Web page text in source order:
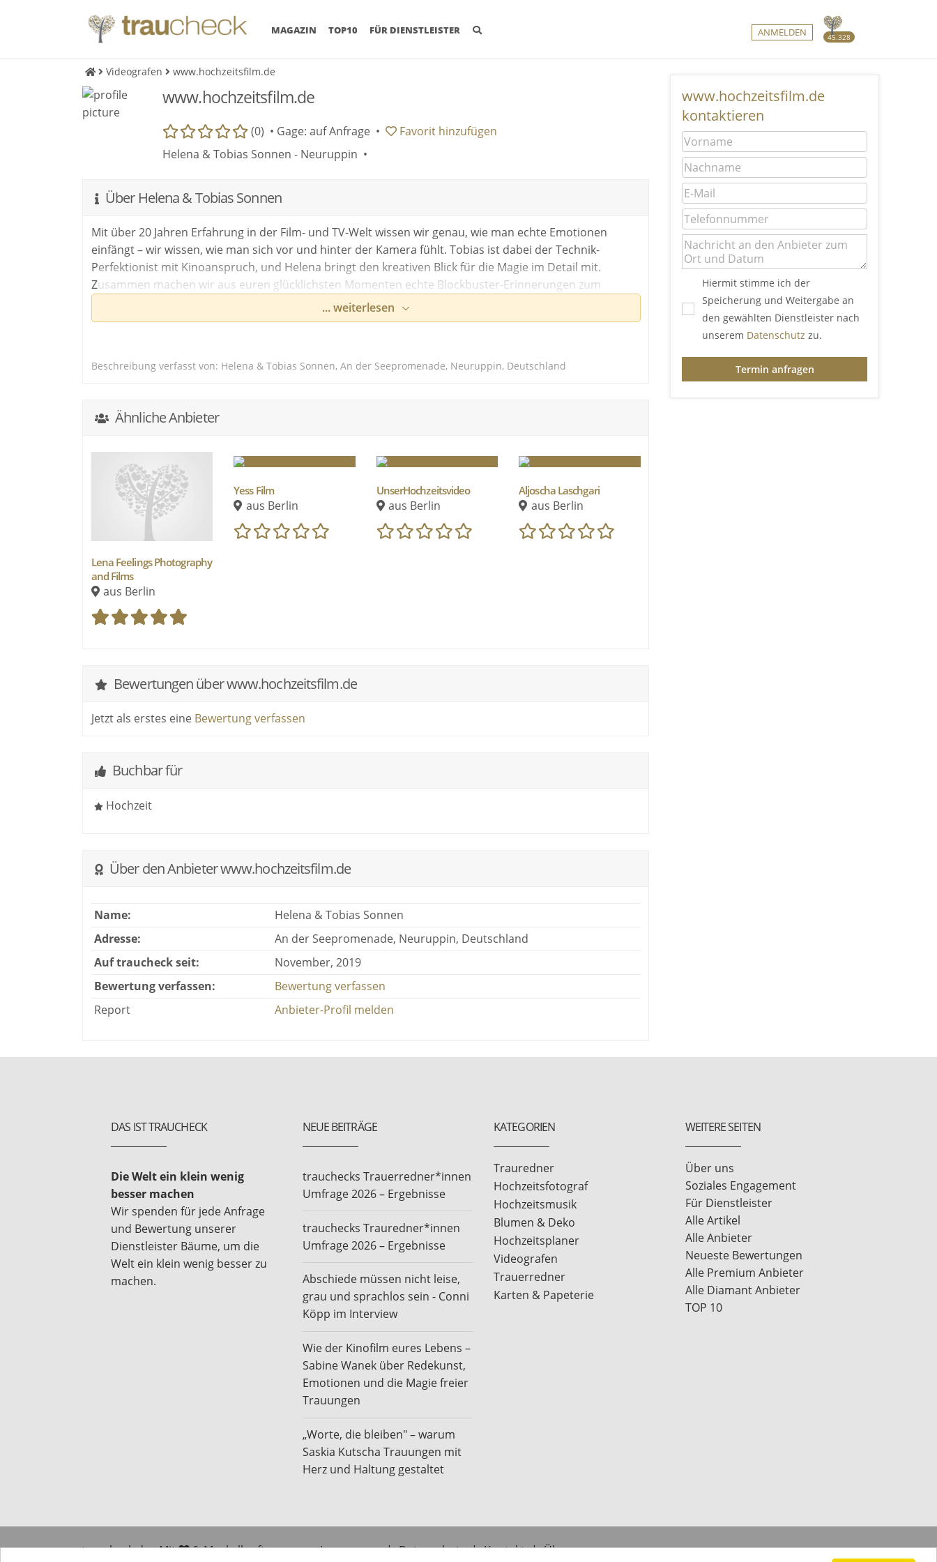
45.328
MAGAZIN (CURRENT)
TOP10 FÜR DIENSTLEISTER ANMELDEN
Videografen www.hochzeitsfilm.de
www.hochzeitsfilm.de
(0) • Gage: auf Anfrage • Favorit hinzufügen
Helena & Tobias Sonnen - Neuruppin •
Über Helena & Tobias Sonnen
Mit über 20 Jahren Erfahrung in der Film- und TV-Welt wissen wir genau, wie man echte Emotionen
einfängt – wir wissen, wie man sich vor und hinter der Kamera fühlt. Tobias ist dabei der Technik-
Perfektionist mit Kinoanspruch, und Helena bringt den kreativen Blick für die Magie im Detail mit.
Zusammen machen wir aus euren glücklichsten Momenten echte Blockbuster-Erinnerungen zum
... weiterlesen
Beschreibung verfasst von: Helena & Tobias Sonnen, An der Seepromenade, Neuruppin, Deutschland
Ähnliche Anbieter
Lena Feelings Photography
and Films
aus Berlin
Yess Film
aus Berlin
UnserHochzeitsvideo
aus Berlin
Aljoscha Laschgari
aus Berlin
Bewertungen über www.hochzeitsfilm.de
Jetzt als erstes eine Bewertung verfassen
Buchbar für
Hochzeit
Über den Anbieter www.hochzeitsfilm.de
Name:
Helena & Tobias Sonnen
Adresse:
An der Seepromenade, Neuruppin, Deutschland
Auf traucheck seit:
November, 2019
Bewertung verfassen:
Bewertung verfassen
Report
Anbieter-Profil melden
www.hochzeitsfilm.de
kontaktieren
Hiermit stimme ich der
Speicherung und Weitergabe an
den gewählten Dienstleister nach
unserem Datenschutz zu.
Termin anfragen
DAS IST TRAUCHECK
Die Welt ein klein wenig
besser machen
Wir spenden für jede Anfrage
und Bewertung unserer
Dienstleister Bäume, um die
Welt ein klein wenig besser zu
machen.
NEUE BEITRÄGE
trauchecks Trauerredner*innen
Umfrage 2026 – Ergebnisse
trauchecks Trauredner*innen
Umfrage 2026 – Ergebnisse
Abschiede müssen nicht leise,
grau und sprachlos sein - Conni
Köpp im Interview
Wie der Kinofilm eures Lebens –
Sabine Wanek über Redekunst,
Emotionen und die Magie freier
Trauungen
„Worte, die bleiben" – warum
Saskia Kutscha Trauungen mit
Herz und Haltung gestaltet
KATEGORIEN
Trauredner
Hochzeitsfotograf
Hochzeitsmusik
Blumen & Deko
Hochzeitsplaner
Videografen
Trauerredner
Karten & Papeterie
WEITERE SEITEN
Über uns
Soziales Engagement
Für Dienstleister
Alle Artikel
Alle Anbieter
Neueste Bewertungen
Alle Premium Anbieter
Alle Diamant Anbieter
TOP 10
traucheck.de - Mit
& Muskelkraft
Impressum | Datenschutz | Kontakt | Über uns